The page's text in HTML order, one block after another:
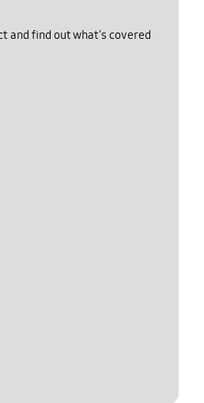
and find out what's covered